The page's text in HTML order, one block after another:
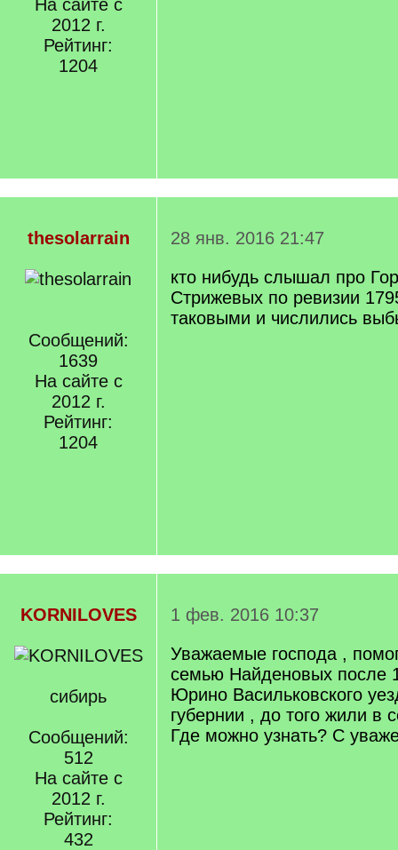
На сайте с
2012 г.
Рейтинг:
1204
thesolarrain
Сообщений:
1639
На сайте с
2012 г.
Рейтинг:
1204
28 янв. 2016 21:47
кто нибудь слышал про
Стрижевых по ревизии
таковыми и числились
KORNILOVES
сибирь
Сообщений:
512
На сайте с
2012 г.
Рейтинг:
432
1 фев. 2016 10:37
Уважаемые господа ,
семью Найденовых после
Юрино Васильковского
губернии , до того жили в
Где можно узнать? С